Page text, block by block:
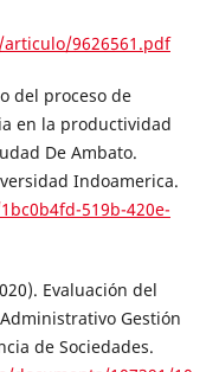
9626561.pdf
del proceso de
en la productividad
De Ambato.
Indoamerica.
519b-420e-
Evaluación del
Gestión
de Sociedades.